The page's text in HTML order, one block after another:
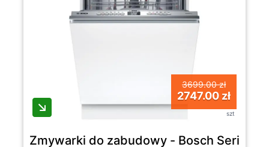
3699.00 zł
2747.00 zł
szt
Zmywarki do zabudowy - Bosch Serie 4